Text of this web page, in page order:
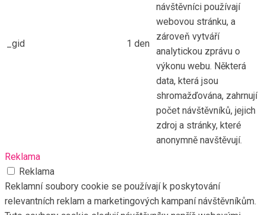
_gid 1 den
návštěvníci používají
webovou stránku, a
zároveň vytváří
analytickou zprávu o
výkonu webu. Některá
data, která jsou
shromažďována, zahrnují
počet návštěvníků, jejich
zdroj a stránky, které
anonymně navštěvují.
Reklama
Reklama
Reklamní soubory cookie se používají k poskytování
relevantních reklam a marketingových kampaní návštěvníkům.